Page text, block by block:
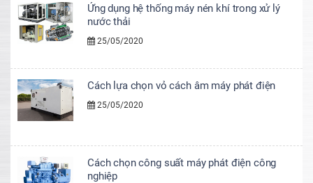
Ứng dụng hệ thống máy nén khí trong xử lý
nước thải
25/05/2020
Cách lựa chọn vỏ cách âm máy phát điện
25/05/2020
Cách chọn công suất máy phát điện công
nghiệp